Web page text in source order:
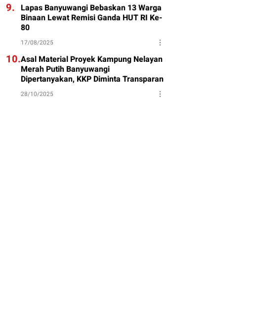
9. Lapas Banyuwangi Bebaskan 13 Warga
Binaan Lewat Remisi Ganda HUT RI Ke-
80
17/08/2025
10.Asal Material Proyek Kampung Nelayan
Merah Putih Banyuwangi
Dipertanyakan, KKP Diminta Transparan
28/10/2025